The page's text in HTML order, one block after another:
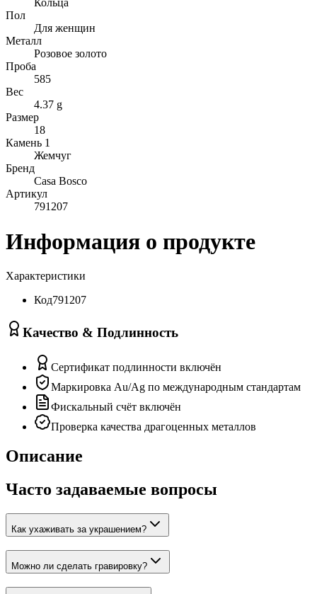
Кольца
Пол
Для женщин
Металл
Розовое золото
Проба
585
Вес
4.37 g
Размер
18
Камень 1
Жемчуг
Бренд
Casa Bosco
Артикул
791207
Информация о продукте
Характеристики
Код791207
Качество & Подлинность
Сертификат подлинности включён
Маркировка Au/Ag по международным стандартам
Фискальный счёт включён
Проверка качества драгоценных металлов
Описание
Часто задаваемые вопросы
Как ухаживать за украшением?
Можно ли сделать гравировку?